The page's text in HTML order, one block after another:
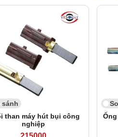
sánh
than máy hút bụi công
nghiệp